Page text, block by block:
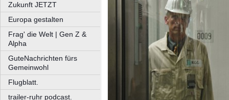
Zukunft JETZT
Europa gestalten
Frag' die Welt | Gen Z &
Alpha
GuteNachrichten fürs
Gemeinwohl
Flugblatt.
trailer-ruhr podcast.